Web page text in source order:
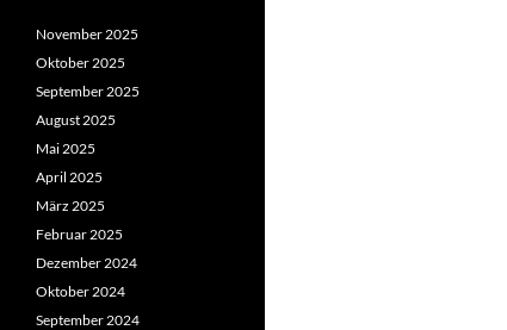
November 2025
Oktober 2025
September 2025
August 2025
Mai 2025
April 2025
März 2025
Februar 2025
Dezember 2024
Oktober 2024
September 2024